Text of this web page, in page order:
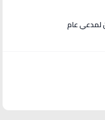
لمدعي عام